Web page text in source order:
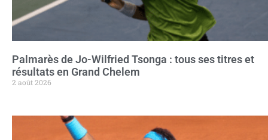
Palmarès de Jo-Wilfried Tsonga : tous ses titres et
résultats en Grand Chelem
2 août 2026